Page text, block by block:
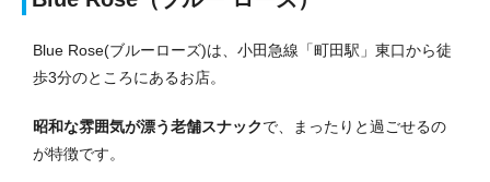
Blue Rose(ブルーローズ)は、小田急線「町田駅」東口から徒
歩3分のところにあるお店。
昭和な雰囲気が漂う老舗スナックで、まったりと過ごせるの
が特徴です。